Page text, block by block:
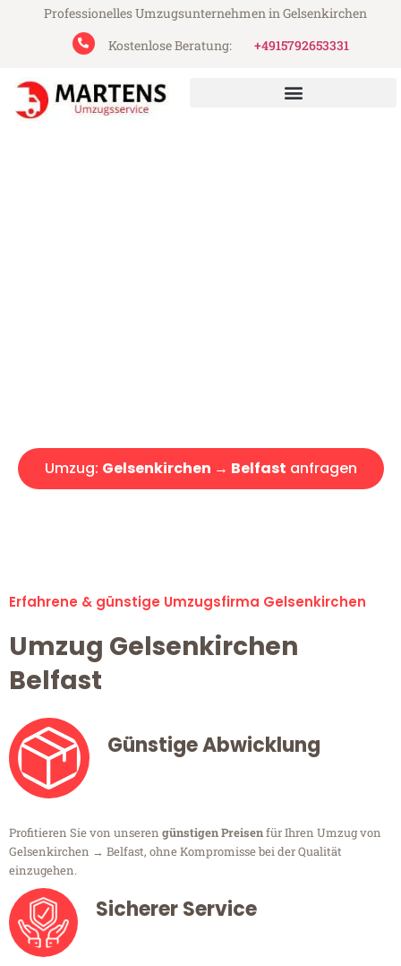
Professionelles Umzugsunternehmen in Gelsenkirchen
Kostenlose Beratung:
+4915792653331
Umzug: Gelsenkirchen → Belfast anfragen
Erfahrene & günstige Umzugsfirma Gelsenkirchen
Umzug Gelsenkirchen
Belfast
Günstige Abwicklung
Profitieren Sie von unseren günstigen Preisenfür Ihren Umzug von
Gelsenkirchen → Belfast, ohne Kompromisse bei der Qualität
einzugehen.
Sicherer Service